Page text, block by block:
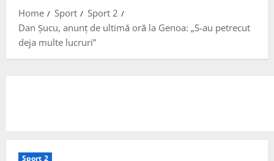
Home Sport
Sport 2
Dan Şucu, anunț de ultimă oră la Genoa: „S-au petrecut
deja multe lucruri”
Sport 2